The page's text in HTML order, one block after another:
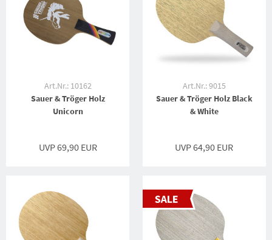
Art.Nr.: 10162
Sauer & Tröger Holz
Unicorn
UVP 69,90 EUR
Art.Nr.: 9015
Sauer & Tröger Holz Black
& White
UVP 64,90 EUR